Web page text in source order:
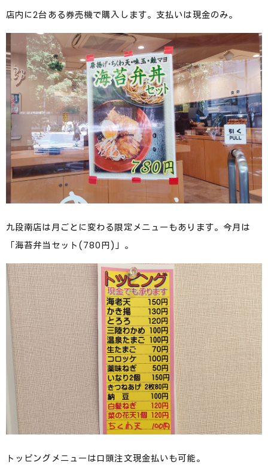
店内に2台ある券売機で購入します。支払いは現金のみ。
九段南店は月ごとに変わる限定メニューもあります。今月は
「海苔弁当セット(780円)」。
トッピングメニューは口頭注文現金払いも可能。